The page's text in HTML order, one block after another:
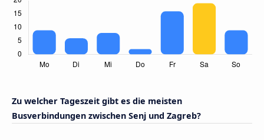
Zu welcher Tageszeit gibt es die meisten
Busverbindungen zwischen Senj und Zagreb?